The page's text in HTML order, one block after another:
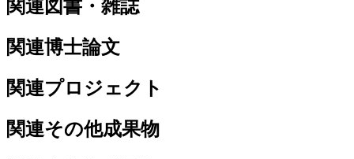
関連図書・雑誌
関連博士論文
関連プロジェクト
関連その他成果物